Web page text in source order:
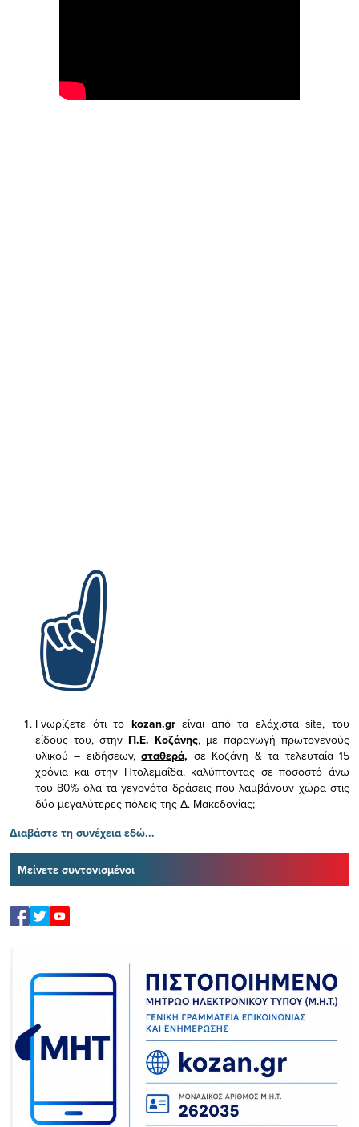
Γνωρίζετε ότι το kozan.gr είναι από τα ελάχισταsite, του
είδους του, στην Π.Ε. Κοζάνης, με παραγωγή πρωτογενούς
υλικού – ειδήσεων,σταθερά, σε Κοζάνη & τα τελευταία 15
χρόνια και στην Πτολεμαΐδα, καλύπτοντας σε ποσοστό άνω
του 80% όλα τα γεγονότα δράσεις που λαμβάνουν χώρα στις
δύο μεγαλύτερες πόλεις της Δ. Μακεδονίας;
Διαβάστε τη συνέχεια εδώ...
Μείνετε συντονισμένοι